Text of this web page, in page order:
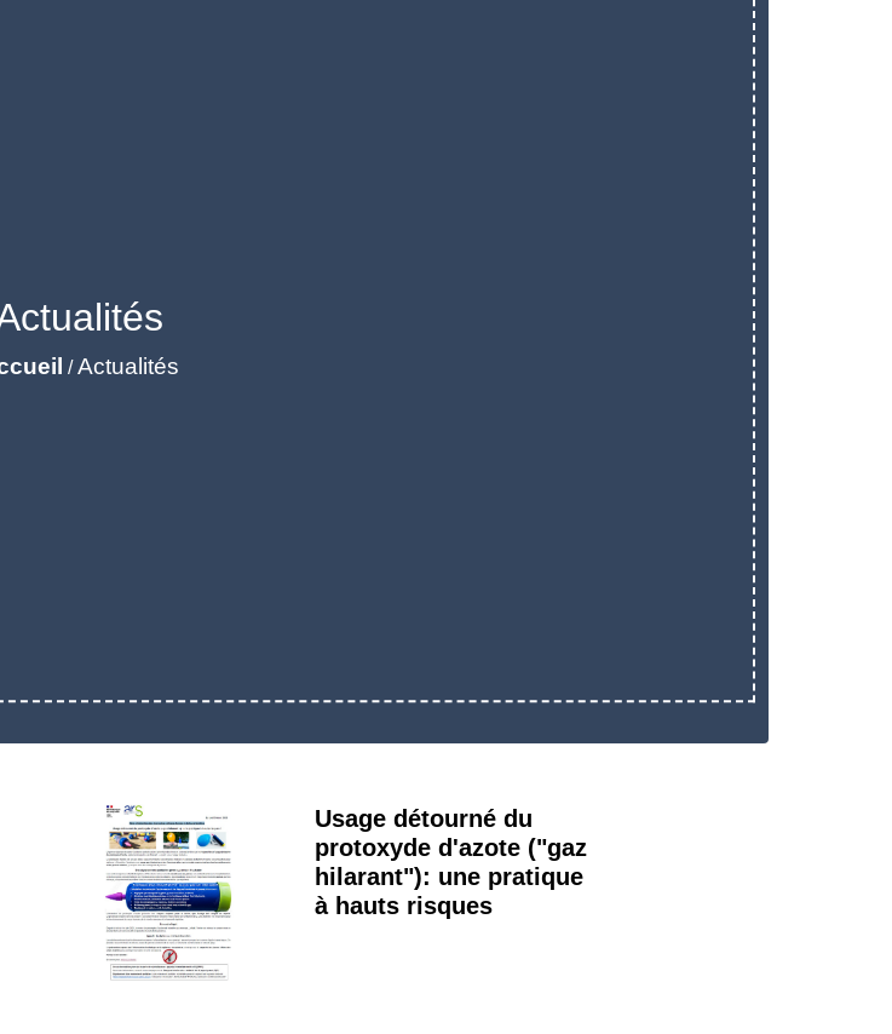
/Actualités
Usage détourné du
protoxyde d'azote ("gaz
hilarant"): une pratique
à hauts risques